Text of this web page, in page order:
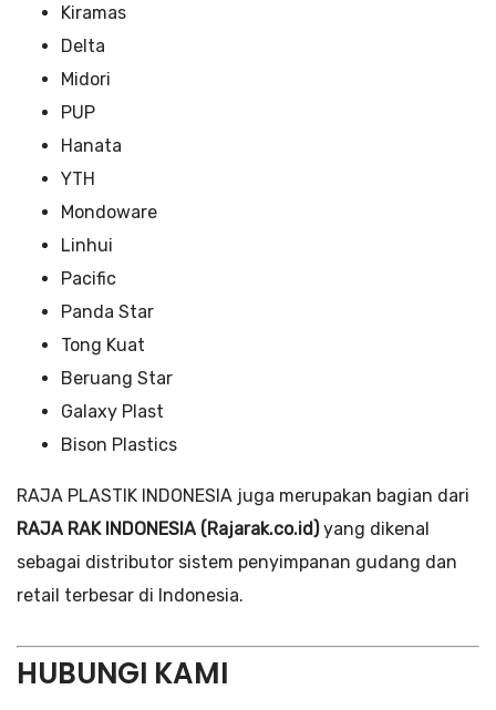
Kiramas
Delta
Midori
PUP
Hanata
YTH
Mondoware
Linhui
Pacific
Panda Star
Tong Kuat
Beruang Star
Galaxy Plast
Bison Plastics
RAJA PLASTIK INDONESIA juga merupakan bagian dari
RAJA RAK INDONESIA (Rajarak.co.id)yang dikenal
sebagai distributor sistem penyimpanan gudang dan
retail terbesar di Indonesia.
HUBUNGI KAMI